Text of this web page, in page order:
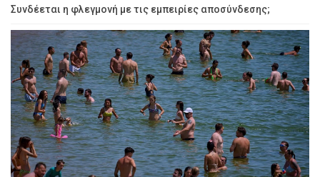
Συνδέεται η φλεγμονή με τις εμπειρίες αποσύνδεσης;